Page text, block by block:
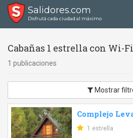
Salidores.com
Disfrutá cada ciudad al máximo
Cabañas 1 estrella con Wi-
1 publicaciones
Mostrar
Complejo
1 estrella